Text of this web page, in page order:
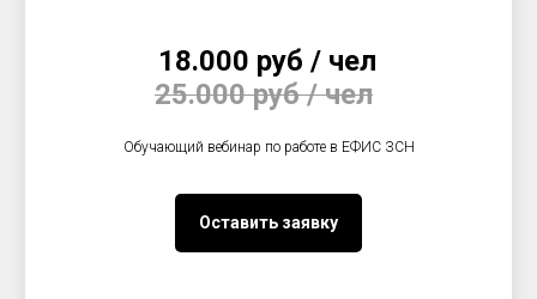
18.000 руб / чел
25.000 руб / чел
Обучающий вебинар по работе в ЕФИС ЗСН
Оставить заявку